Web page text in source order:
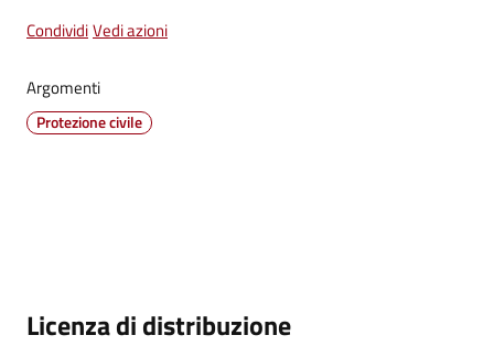
Servizi
CondividiVedi azioni
Argomenti
Protezione civile
Descrizione
Licenza di distribuzione